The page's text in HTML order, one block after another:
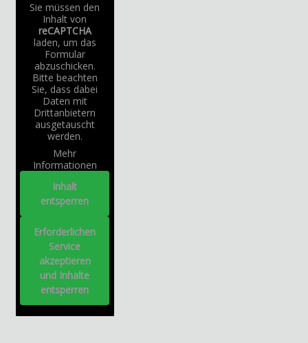
Sie müssen den
Inhalt von
reCAPTCHA
laden, um das
Formular
abzuschicken.
Bitte beachten
Sie, dass dabei
Daten mit
Drittanbietern
ausgetauscht
werden.
Mehr
Informationen
Inhalt
entsperren
Erforderlichen
Service
akzeptieren
und Inhalte
entsperren